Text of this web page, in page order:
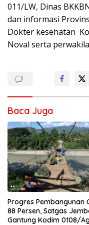
011/LW, Dinas
dan informasi
Dokter kesehatan
Noval serta
Baca Juga
Progres Pembangunan
88 Persen, Satgas
Gantung Kodim 0108/